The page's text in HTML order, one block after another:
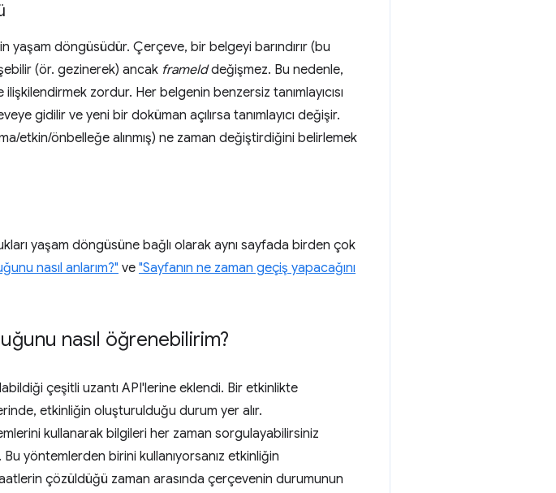
yaşam döngüsüdür. Çerçeve, bir belgeyi barındırır (bu
(ör. gezinerek) ancak frameIddeğişmez. Bu nedenle,
ilişkilendirmek zordur. Her belgenin benzersiz tanımlayıcısı
gidilir ve yeni bir doküman açılırsa tanımlayıcı değişir.
etkin/önbelleğe alınmış) ne zaman değiştirdiğini belirlemek
yaşam döngüsüne bağlı olarak aynı sayfada birden çok
nasıl anlarım?" ve "Sayfanın ne zaman geçiş yapacağını
nasıl öğrenebilirim?
çeşitli uzantı API'lerine eklendi. Bir etkinlikte
etkinliğin oluşturulduğu durum yer alır.
kullanarak bilgileri her zaman sorgulayabilirsiniz
yöntemlerden birini kullanıyorsanız etkinliğin
çözüldüğü zaman arasında çerçevenin durumunun